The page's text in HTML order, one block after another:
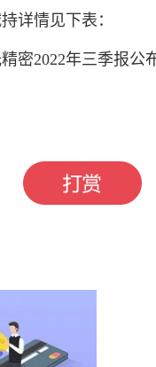
详情见下表：
密2022年三季报公